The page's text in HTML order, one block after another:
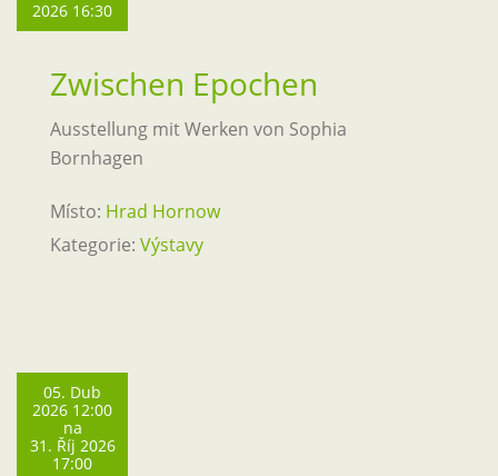
2026 16:30
Zwischen Epochen
Ausstellung mit Werken von Sophia
Bornhagen
Místo: Hrad Hornow
Kategorie: Výstavy
05. Dub
2026 12:00
na
31. Říj 2026
17:00